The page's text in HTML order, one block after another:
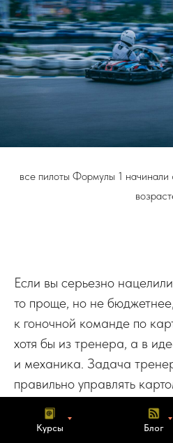
Курсы Блог
все пилоты Формулы 1
Если вы серьезно
то проще, но не
к гоночной команде по
хотя бы из тренера, а в
и механика. Задача
правильно управлять
настроить его под вас. На
гоночный карт вы